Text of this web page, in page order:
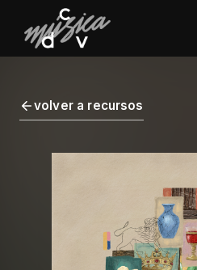
volver a recursos